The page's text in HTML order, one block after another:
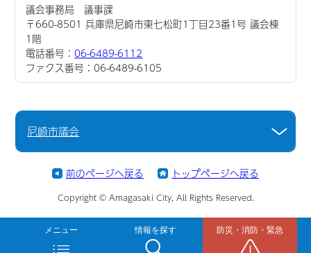
議会事務局 議事課
〒660-8501 兵庫県尼崎市東七松町1丁目23番1号 議会棟
1階
電話番号：06-6489-6112
ファクス番号：06-6489-6105
尼崎市議会
前のページへ戻る トップページへ戻る
メニュー 情報を探す 防災・消防・緊急
Copyright © Amagasaki City, All Rights Reserved.